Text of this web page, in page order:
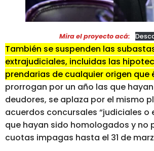
Mira el proyecto acá:
También se suspenden las
extrajudiciales, incluidas las
prendarias de cualquier origen que
prorrogan por un año las que
deudores, se aplaza por el mismo
acuerdos concursales “judiciales o
que hayan sido homologados y no
cuotas impagas hasta el 31 de